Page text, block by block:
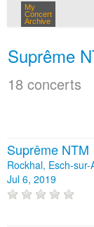
My
Concert
Archive
Suprême
18 concerts
Suprême NTM
Rockhal, Esch-sur-
Jul 6, 2019